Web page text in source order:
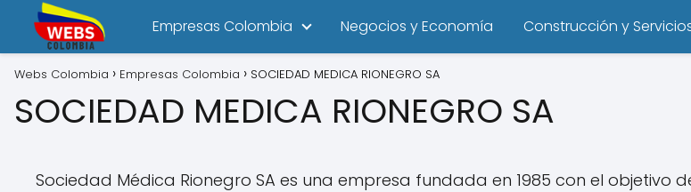
Empresas Colombia Negocios y Economía Construcción y
Webs Colombia Empresas Colombia SOCIEDAD MEDICA RIONEGRO SA
SOCIEDAD MEDICA RIONEGRO SA
Sociedad Médica Rionegro SA es una empresa fundada en 1985 con el